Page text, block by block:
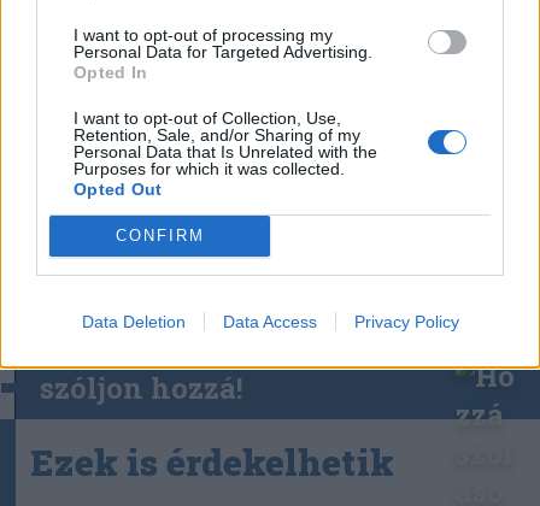
I want to opt-out of processing my
Personal Data for Targeted Advertising.
Opted In
I want to opt-out of Collection, Use,
Retention, Sale, and/or Sharing of my
Personal Data that Is Unrelated with the
Purposes for which it was collected.
Opted Out
CONFIRM
Data Deletion Data Access Privacy Policy
szóljon hozzá!
Ezek is érdekelhetik